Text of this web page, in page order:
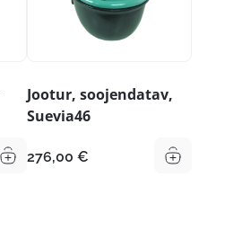
Jootur, soojendatav,
Suevia46
276,00 €